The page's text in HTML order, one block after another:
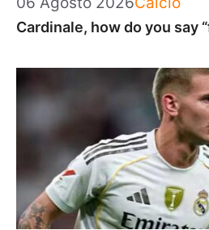
Cardinale, how do you say